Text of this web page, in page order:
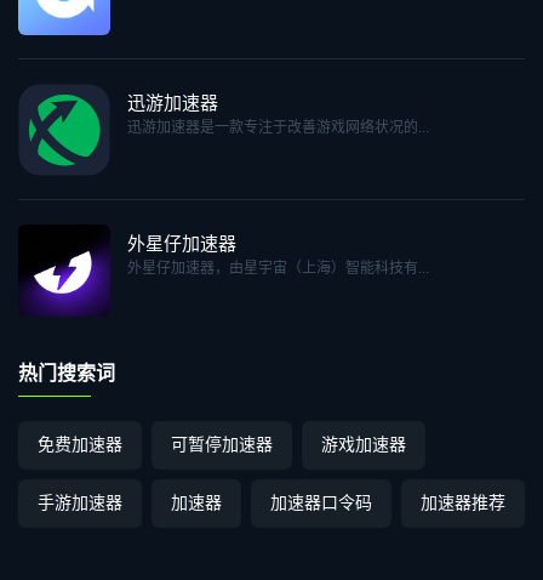
迅游加速器
迅游加速器是一款专注于改善游戏网络状况的...
外星仔加速器
外星仔加速器，由星宇宙（上海）智能科技有...
热门搜索词
免费加速器 可暂停加速器 游戏加速器
手游加速器 加速器 加速器口令码 加速器推荐